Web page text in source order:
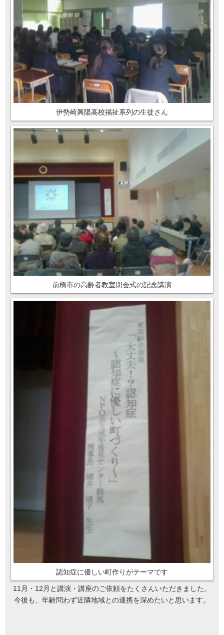
伊勢崎興陽高校福祉系列の生徒さん
前橋市の高齢者教室閉会式の記念講演
認知症に優しい町作りがテーマです
11月・12月と講演・講座のご依頼をたくさんいただきました。
今後も、年齢問わず近隣地域との連携を深めたいと思います。